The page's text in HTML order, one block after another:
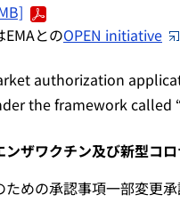
とのOPEN initiative
authorization
the framework called
ンザワクチン及び新型コ
ための承認事項一部変更承